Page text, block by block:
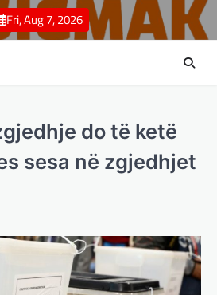
Fri, Aug 7, 2026
do të ketë
sesa në zgjedhjet